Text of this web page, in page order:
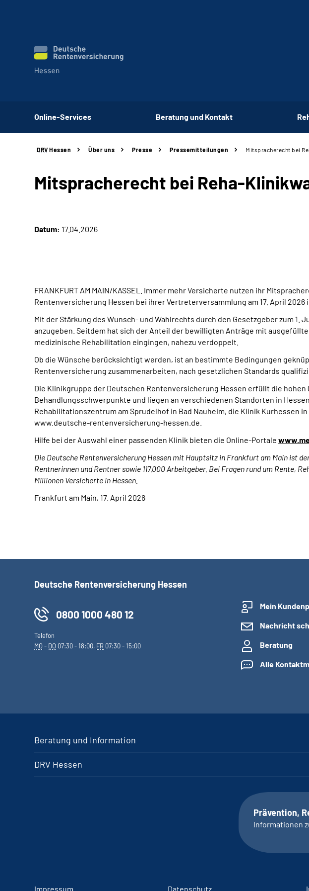
Online-Services Beratung und Kontakt
DRV Hessen Über uns Presse Pressemitteilungen Mitspracherecht bei
Mitspracherecht bei Reha-
Datum: 17.04.2026
FRANKFURT AM MAIN/KASSEL. Immer mehr Versicherte nutzen ihr
Rentenversicherung Hessen bei ihrer Vertreterversammlung am 17. April 2026
Mit der Stärkung des Wunsch- und Wahlrechts durch den Gesetzgeber zum
anzugeben. Seitdem hat sich der Anteil der bewilligten Anträge mit
medizinische Rehabilitation eingingen, nahezu verdoppelt.
Ob die Wünsche berücksichtigt werden, ist an bestimmte Bedingungen
Rentenversicherung zusammenarbeiten, nach gesetzlichen Standards
Die Klinikgruppe der Deutschen Rentenversicherung Hessen erfüllt die
Behandlungsschwerpunkte und liegen an verschiedenen Standorten in
Rehabilitationszentrum am Sprudelhof in Bad Nauheim, die Klinik Kurhessen
www.deutsche-rentenversicherung-hessen.de.
Hilfe bei der Auswahl einer passenden Klinik bieten die Online-Portale
Die Deutsche Rentenversicherung Hessen mit Hauptsitz in Frankfurt am Main ist
Rentnerinnen und Rentner sowie 117.000 Arbeitgeber. Bei Fragen rund um
Millionen Versicherte in Hessen.
Frankfurt am Main, 17. April 2026
Deutsche Rentenversicherung Hessen
0800 1000 480 12
Telefon
MO- DO 07:30 - 18:00, FR 07:30 - 15:00
Mein
Nachricht
Beratung
Alle
Beratung und Information
DRV Hessen
Prävention,
Informationen
Impressum Datenschutz